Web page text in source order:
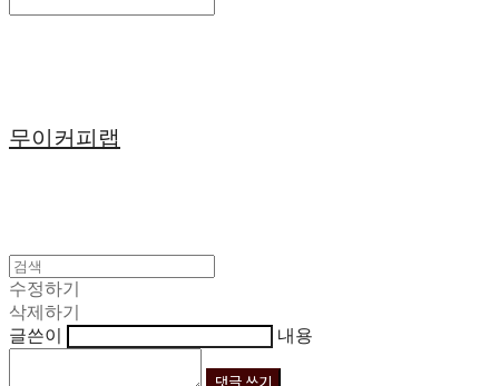
무이커피랩
수정하기
삭제하기
글쓴이
내용